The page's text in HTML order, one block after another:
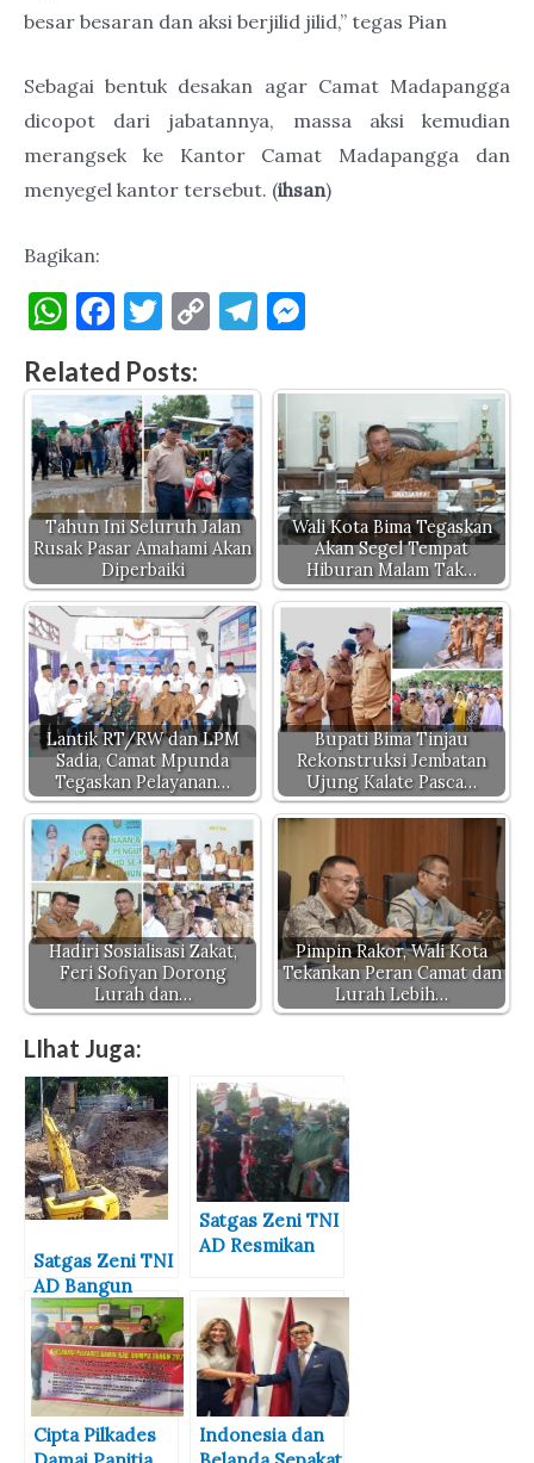
besar besaran dan aksi berjilid jilid,” tegas Pian
Sebagai bentuk desakan agar Camat Madapangga
dicopot dari jabatannya, massa aksi kemudian
merangsek ke Kantor Camat Madapangga dan
menyegel kantor tersebut. (ihsan)
Bagikan:
W
at
s
A
p
p
F
a
c
e
b
o
o
k
T
it
te
r
C
p
y
Li
n
k
T
e
gr
m
se
n
g
er
Related Posts:
Tahun Ini Seluruh Jalan
Rusak Pasar Amahami Akan
Diperbaiki
Wali Kota Bima Tegaskan
Akan Segel Tempat
Hiburan Malam Tak…
Lantik RT/RW dan LPM
Sadia, Camat Mpunda
Tegaskan Pelayanan…
Bupati Bima Tinjau
Rekonstruksi Jembatan
Ujung Kalate Pasca…
Hadiri Sosialisasi Zakat,
Feri Sofiyan Dorong
Lurah dan…
Pimpin Rakor, Wali Kota
Tekankan Peran Camat dan
Lurah Lebih…
LIhat Juga:
Satgas Zeni TNI
AD Bangun
Kembali
Jembatan Putus
Akibat Banjir
Bima
Satgas Zeni TNI
AD Resmikan
Paksi
Cipta Pilkades
Indonesia dan